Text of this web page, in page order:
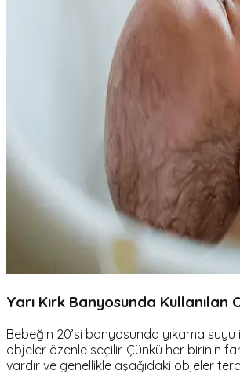
Yarı Kırk Banyosunda Kullanılan
Bebeğin 20’si banyosunda yıkama suyu
objeler özenle seçilir. Çünkü her birinin
vardır ve genellikle aşağıdaki objeler